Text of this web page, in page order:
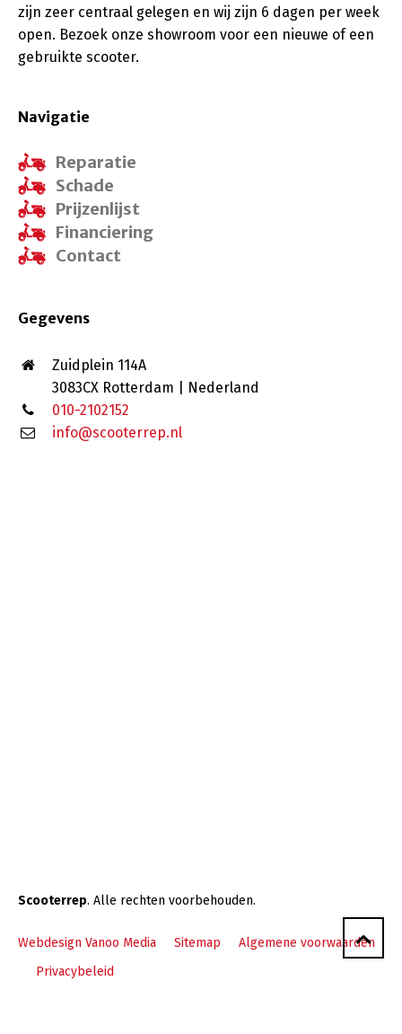
zijn zeer centraal gelegen en wij zijn 6 dagen per week
open. Bezoek onze showroom voor een nieuwe of een
gebruikte scooter.
Navigatie
Reparatie
Schade
Prijzenlijst
Financiering
Contact
Gegevens
Zuidplein 114A
3083CX Rotterdam | Nederland
010-2102152
info@scooterrep.nl
Scooterrep. Alle rechten voorbehouden.
Webdesign Vanoo Media Sitemap
Algemene voorwaarden
Privacybeleid